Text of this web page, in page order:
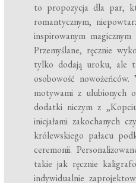
to propozycja dla par,
romantycznym,
inspirowanym magicznym
Przemyślane, ręcznie
tylko dodają uroku, ale
osobowość
motywami z ulubionych
dodatki niczym z
inicjałami zakochanych
królewskiego pałacu
ceremonii.
takie jak ręcznie
indywidualnie